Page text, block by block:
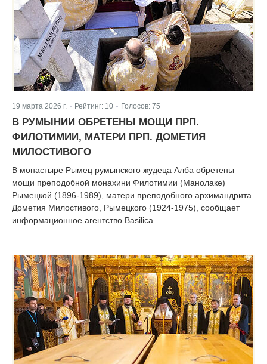
19 марта 2026 г. Рейтинг: 10 Голосов: 75
В РУМЫНИИ ОБРЕТЕНЫ МОЩИ ПРП.
ФИЛОТИМИИ, МАТЕРИ ПРП. ДОМЕТИЯ
МИЛОСТИВОГО
В монастыре Рымец румынского жудеца Алба обретены
мощи преподобной монахини Филотимии (Манолаке)
Рымецкой (1896-1989), матери преподобного архимандрита
Дометия Милостивого, Рымецкого (1924-1975), сообщает
информационное агентство Basilica.